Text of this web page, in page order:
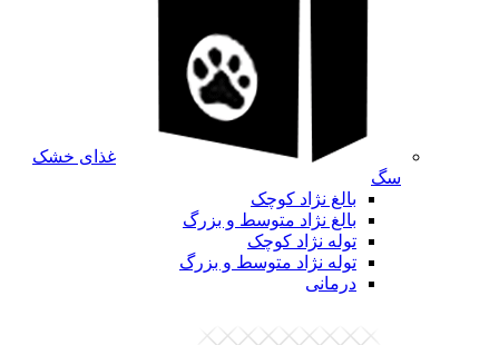
غذای خشک
سگ
بالغ نژاد کوچک
بالغ نژاد متوسط و بزرگ
توله نژاد کوچک
توله نژاد متوسط و بزرگ
درمانی